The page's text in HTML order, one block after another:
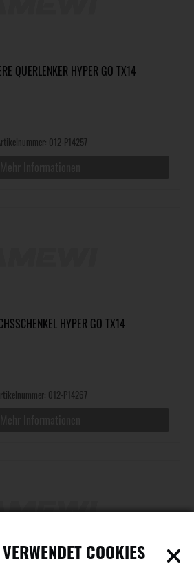
QUERLENKER HYPER GO TX14
012-P14257
HYPER GO TX14
012-P14267
COOKIES